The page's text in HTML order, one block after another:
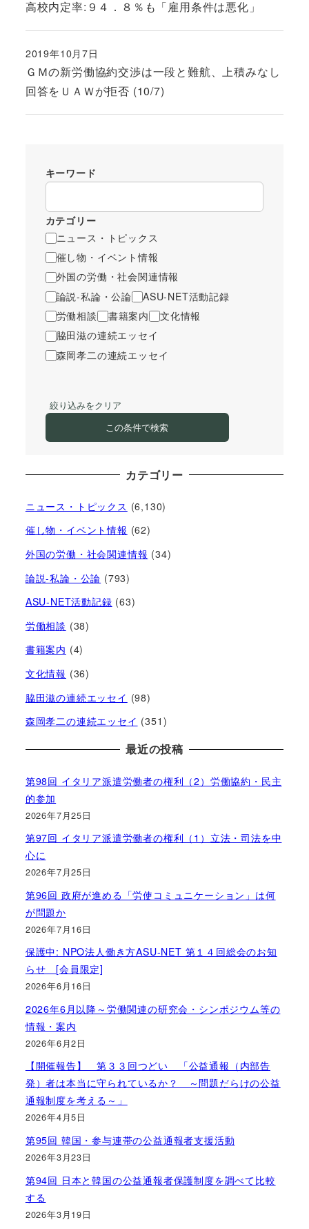
高校内定率:９４．８％も「雇用条件は悪化」
ＧＭの新労働協約交渉は一段と難航、上積みなし
回答をＵＡＷが拒否 (10/7)
投稿日
2019年10月7日
キーワード
カテゴリー
ニュース・トピックス
催し物・イベント情報
外国の労働・社会関連情報
論説-私論・公論
ASU-NET活動記録
労働相談
書籍案内
文化情報
脇田滋の連続エッセイ
森岡孝二の連続エッセイ
絞り込みをクリア
この条件で検索
カテゴリー
ニュース・トピックス (6,130)
催し物・イベント情報 (62)
外国の労働・社会関連情報 (34)
論説-私論・公論 (793)
ASU-NET活動記録 (63)
労働相談 (38)
書籍案内 (4)
文化情報 (36)
脇田滋の連続エッセイ (98)
森岡孝二の連続エッセイ (351)
最近の投稿
第98回 イタリア派遣労働者の権利（2）労働協約・民主
的参加
2026年7月25日
第97回 イタリア派遣労働者の権利（1）立法・司法を中
心に
2026年7月25日
第96回 政府が進める「労使コミュニケーション」は何
が問題か
2026年7月16日
保護中: NPO法人働き方ASU-NET 第１４回総会のお知
らせ [会員限定]
2026年6月16日
2026年6月以降～労働関連の研究会・シンポジウム等の
情報・案内
2026年6月2日
【開催報告】 第３３回つどい 「公益通報（内部告
発）者は本当に守られているか？ ～問題だらけの公益
通報制度を考える～」
2026年4月5日
第95回 韓国・参与連帯の公益通報者支援活動
2026年3月23日
第94回 日本と韓国の公益通報者保護制度を調べて比較
する
2026年3月19日